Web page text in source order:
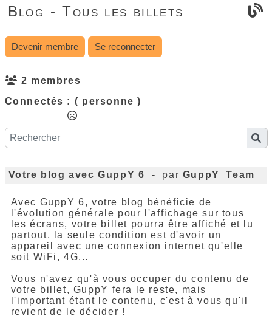
Blog - Tous les billets
Devenir membre Se reconnecter
2 membres
Connectés : ( personne )
Votre blog avec GuppY 6 - par GuppY_Team
Avec GuppY 6, votre blog bénéficie de
l'évolution générale pour l'affichage sur tous
les écrans, votre billet pourra être affiché et lu
partout, la seule condition est d'avoir un
appareil avec une connexion internet qu'elle
soit WiFi, 4G...
Vous n'avez qu'à vous occuper du contenu de
votre billet, GuppY fera le reste, mais
l'important étant le contenu, c'est à vous qu'il
revient de le décider !